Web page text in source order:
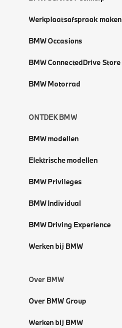
Werkplaatsafspraak maken
BMW Occasions
BMW ConnectedDrive Store
BMW Motorrad
ONTDEK BMW
BMW modellen
Elektrische modellen
BMW Privileges
BMW Individual
BMW Driving Experience
Werken bij BMW
Over BMW
Over BMW Group
Werken bij BMW